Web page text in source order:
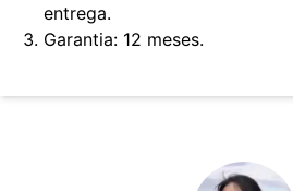
entrega.
Garantia: 12 meses.